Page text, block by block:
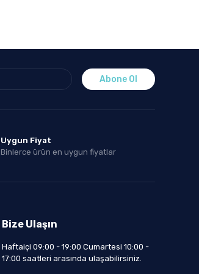
Abone Ol
Uygun Fiyat
Binlerce ürün en uygun fiyatlar
Bize Ulaşın
Haftaiçi 09:00 - 19:00 Cumartesi 10:00 -
17:00 saatleri arasında ulaşabilirsiniz.